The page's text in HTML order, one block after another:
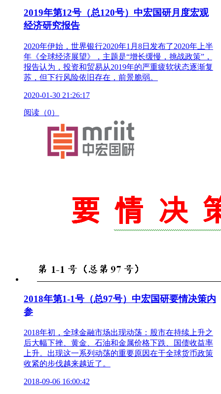
2019年第12号（总120号）中宏国研月度宏观
经济研究报告
2020年伊始，世界银行2020年1月8日发布了2020年上半
年《全球经济展望》，主题是“增长缓慢，挑战政策”，
报告认为，投资和贸易从2019年的严重疲软状态逐渐复
苏，但下行风险依旧存在，前景脆弱。
2020-01-30 21:26:17
阅读（0）
2018年第1-1号（总97号）中宏国研要情决策内
参
2018年初，全球金融市场出现动荡：股市在持续上升之
后大幅下挫、黄金、石油和金属价格下跌、国债收益率
上升。出现这一系列动荡的重要原因在于全球货币政策
收紧的步伐越来越近了。
2018-09-06 16:00:42